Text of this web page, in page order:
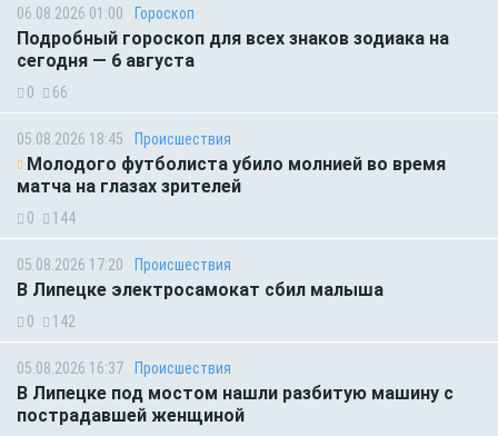
06.08.2026 01:00 Гороскоп
Подробный гороскоп для всех знаков зодиака на
сегодня — 6 августа
0 66
05.08.2026 18:45 Происшествия
Молодого футболиста убило молнией во время
матча на глазах зрителей
0 144
05.08.2026 17:20 Происшествия
В Липецке электросамокат сбил малыша
0 142
05.08.2026 16:37 Происшествия
В Липецке под мостом нашли разбитую машину с
пострадавшей женщиной